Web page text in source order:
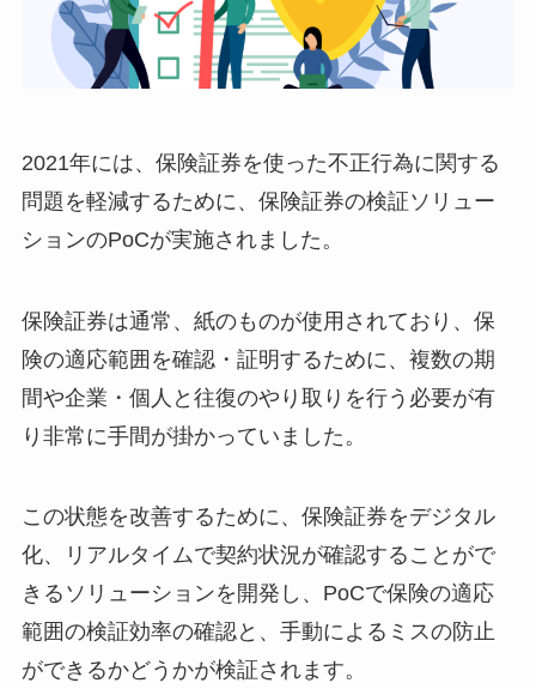
2021年には、保険証券を使った不正行為に関する
問題を軽減するために、保険証券の検証ソリュー
ションのPoCが実施されました。
保険証券は通常、紙のものが使用されており、保
険の適応範囲を確認・証明するために、複数の期
間や企業・個人と往復のやり取りを行う必要が有
り非常に手間が掛かっていました。
この状態を改善するために、保険証券をデジタル
化、リアルタイムで契約状況が確認することがで
きるソリューションを開発し、PoCで保険の適応
範囲の検証効率の確認と、手動によるミスの防止
ができるかどうかが検証されます。